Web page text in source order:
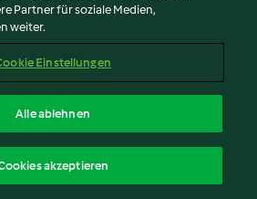
Menü:
Hühnergeschnetzeltes mit
Partner für soziale Medien,
weiter.
Einstellungen
Alle ablehnen
akzeptieren